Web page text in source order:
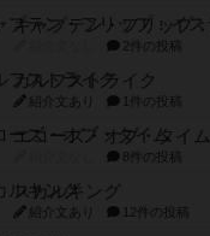
2件の投稿
ガルフストライク
紹介文あり 1件の投稿
エコーズ・オブ・タイム
8件の投稿
スカルキング
紹介文あり 12件の投稿